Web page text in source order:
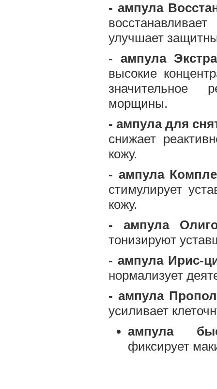
- ампула
улучшает
- ампула
высокие
значительное
морщины.
- ампула для
снижает
кожу.
- ампула
стимулирует
кожу.
- ампула
тонизируют
- ампула Ирис-
нормализует
- ампула
усиливает
ампула
фиксирует